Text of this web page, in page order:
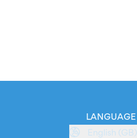
LANGUAGE
English (GB)